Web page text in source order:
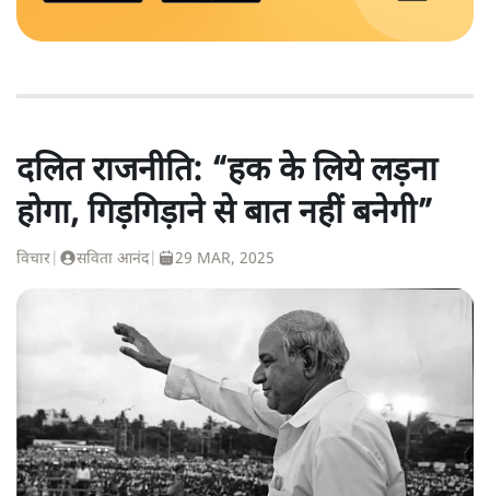
दलित राजनीति: “हक के लिये लड़ना
होगा, गिड़गिड़ाने से बात नहीं बनेगी”
विचार सविता आनंद| 29 MAR, 2025